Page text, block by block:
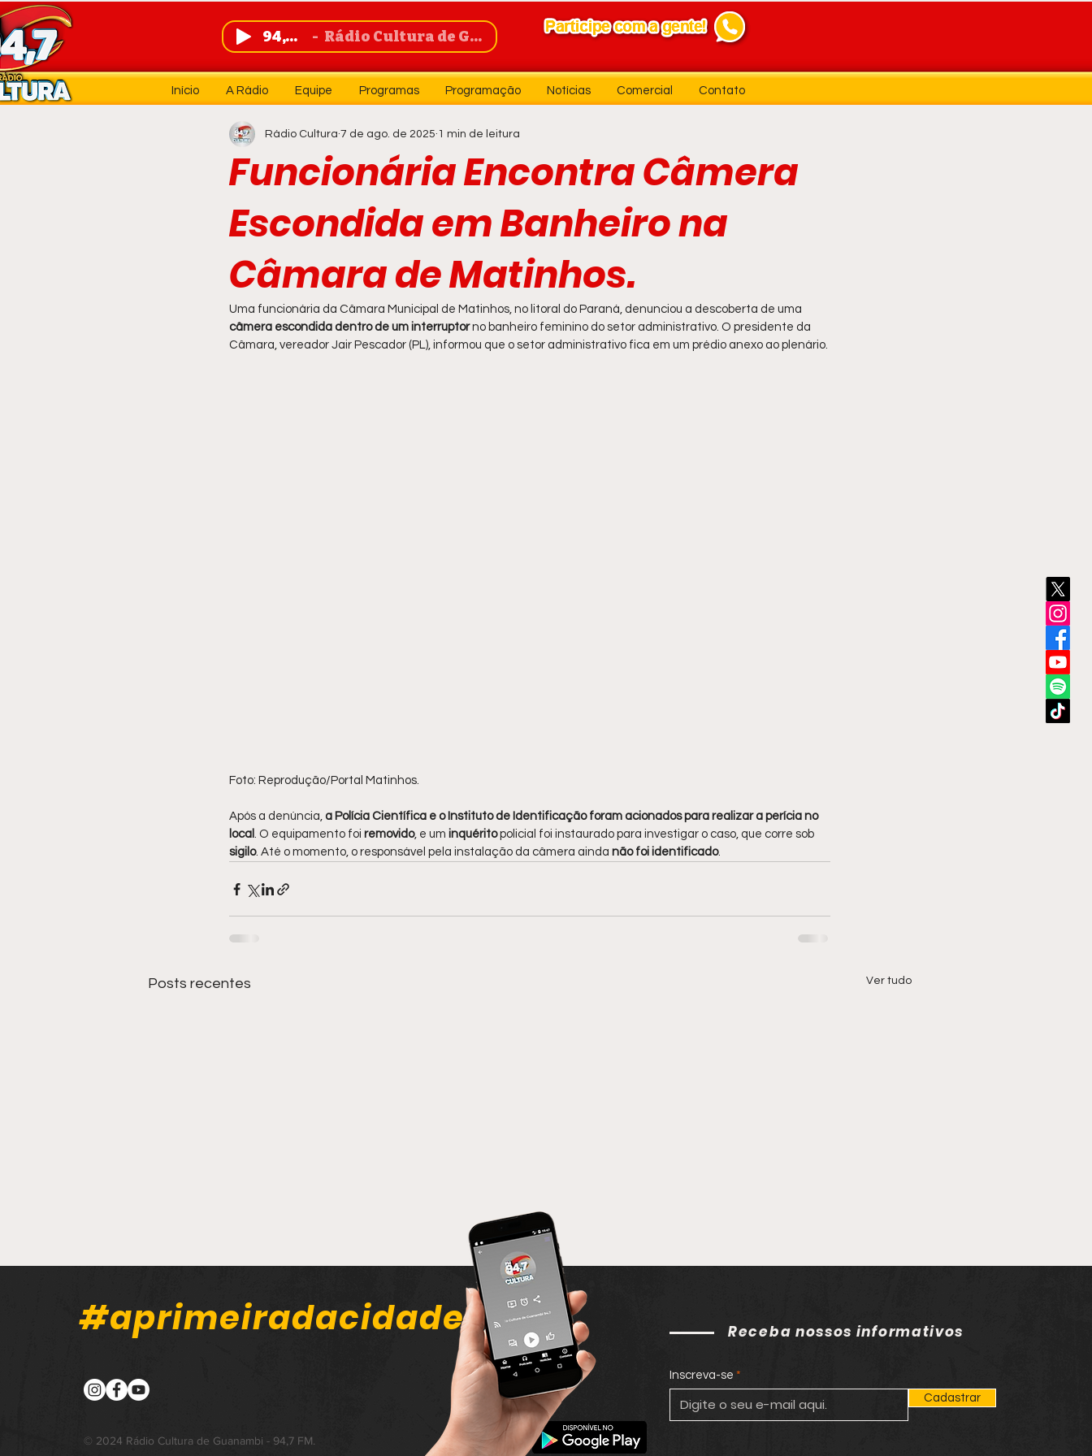
94,7 FM Rádio Cultura de Guanambi
Início A Rádio Equipe Programas Programação Notícias Comercial Contato
Funcionária Encontra Câmera
Escondida em Banheiro na
Câmara de Matinhos.
Rádio Cultura 7 de ago. de 2025 1 min de leitura
Uma funcionária da Câmara Municipal de Matinhos, no litoral do Paraná, denunciou a descoberta de uma
câmera escondida dentro de um interruptor no banheiro feminino do setor administrativo. O presidente da
Câmara, vereador Jair Pescador (PL), informou que o setor administrativo fica em um prédio anexo ao plenário.
Foto: Reprodução/Portal Matinhos.
Após a denúncia, a Polícia Científica e o Instituto de Identificação foram acionados para realizar a perícia no
local . O equipamento foi removido, e um inquérito policial foi instaurado para investigar o caso, que corre sob
sigilo. Até o momento, o responsável pela instalação da câmera ainda não foi identificado.
Posts recentes Ver tudo
sal tomba na BR-030, em
Homem passa por
cirurgia após ser
Foragido da Justiça por
#aprimeiradacidade
© 2024 Rádio Cultura de Guanambi - 94,7 FM.
Receba nossos informativos
Inscreva-se
Cadastrar